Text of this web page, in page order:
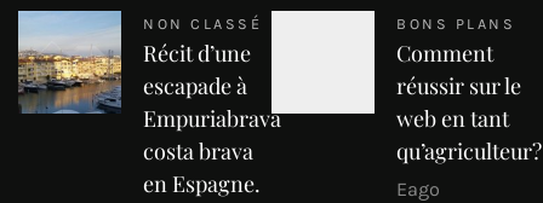
NON CLASSÉ
Récit d’une
escapade à
Empuriabrava
costa brava
en Espagne.
BONS PLANS
Comment
réussir sur le
web en tant
qu’agriculteur?
Eago